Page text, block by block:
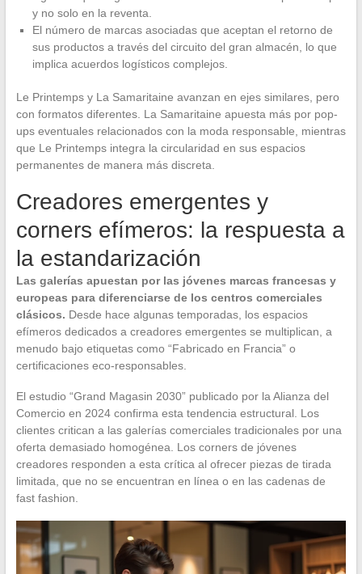
y no solo en la reventa.
El número de marcas asociadas que aceptan el retorno de
sus productos a través del circuito del gran almacén, lo que
implica acuerdos logísticos complejos.
Le Printemps y La Samaritaine avanzan en ejes similares, pero
con formatos diferentes. La Samaritaine apuesta más por pop-
ups eventuales relacionados con la moda responsable, mientras
que Le Printemps integra la circularidad en sus espacios
permanentes de manera más discreta.
Creadores emergentes y
corners efímeros: la respuesta a
la estandarización
Las galerías apuestan por las jóvenes marcas francesas y
europeas para diferenciarse de los centros comerciales
clásicos. Desde hace algunas temporadas, los espacios
efímeros dedicados a creadores emergentes se multiplican, a
menudo bajo etiquetas como “Fabricado en Francia” o
certificaciones eco-responsables.
El estudio “Grand Magasin 2030” publicado por la Alianza del
Comercio en 2024 confirma esta tendencia estructural. Los
clientes critican a las galerías comerciales tradicionales por una
oferta demasiado homogénea. Los corners de jóvenes
creadores responden a esta crítica al ofrecer piezas de tirada
limitada, que no se encuentran en línea o en las cadenas de
fast fashion.